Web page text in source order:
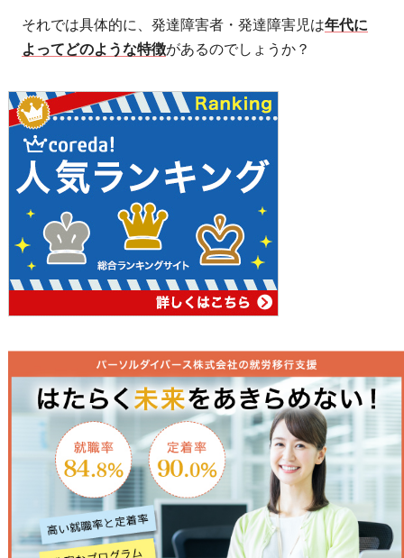
それでは具体的に、発達障害者・発達障害児は年代に
よってどのような特徴があるのでしょうか？